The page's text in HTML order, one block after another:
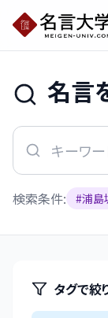
名言
検索条件: #浦島
タグで絞